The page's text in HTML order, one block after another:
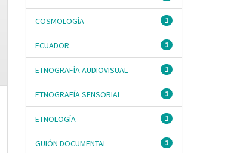
1
COSMOLOGÍA
1
ECUADOR
1
ETNOGRAFÍA AUDIOVISUAL
1
ETNOGRAFÍA SENSORIAL
1
ETNOLOGÍA
1
GUIÓN DOCUMENTAL